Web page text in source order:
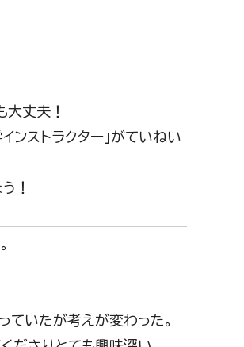
大丈夫！
ンストラクター」がていねい
！
ていたが考えが変わった。